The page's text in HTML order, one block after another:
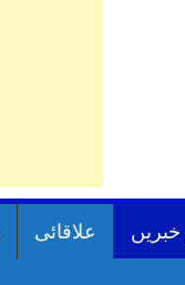
خبریں علاقائی